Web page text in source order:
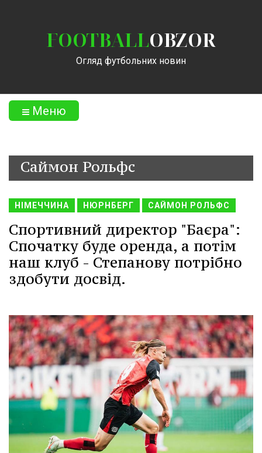
FOOTBALLOBZOR
Огляд футбольних новин
Меню
Саймон Рольфс
НІМЕЧЧИНА НЮРНБЕРГ САЙМОН РОЛЬФС
Спортивний директор "Баєра":
Спочатку буде оренда, а потім
наш клуб - Степанову потрібно
здобути досвід.